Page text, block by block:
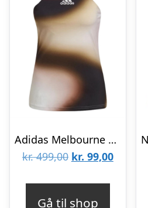
Adidas Melbourne Y-Tanktop Black/Beige
kr.499,00 Den
kr. 99,00Den
Gå til shop